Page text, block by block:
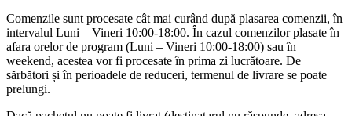
Comenzile sunt procesate cât mai curând după plasarea comenzii, în
intervalul Luni – Vineri 10:00-18:00. În cazul comenzilor plasate în
afara orelor de program (Luni – Vineri 10:00-18:00) sau în
weekend, acestea vor fi procesate în prima zi lucrătoare. De
sărbători și în perioadele de reduceri, termenul de livrare se poate
prelungi.